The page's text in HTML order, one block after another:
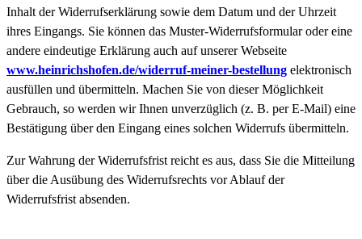
Inhalt der Widerrufserklärung sowie dem Datum und der Uhrzeit
ihres Eingangs. Sie können das Muster-Widerrufsformular oder eine
andere eindeutige Erklärung auch auf unserer Webseite
www.heinrichshofen.de/widerruf-meiner-bestellung elektronisch
ausfüllen und übermitteln. Machen Sie von dieser Möglichkeit
Gebrauch, so werden wir Ihnen unverzüglich (z. B. per E-Mail) eine
Bestätigung über den Eingang eines solchen Widerrufs übermitteln.
Zur Wahrung der Widerrufsfrist reicht es aus, dass Sie die Mitteilung
über die Ausübung des Widerrufsrechts vor Ablauf der
Widerrufsfrist absenden.